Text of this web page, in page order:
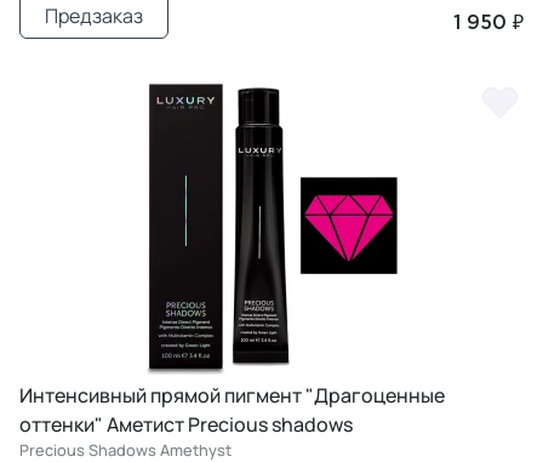
1 950 ₽
Предзаказ
Интенсивный прямой пигмент "Драгоценные
оттенки" Аметист Precious shadows
Precious Shadows Amethyst